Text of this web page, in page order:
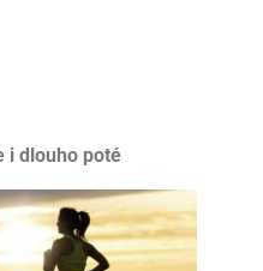
i dlouho poté